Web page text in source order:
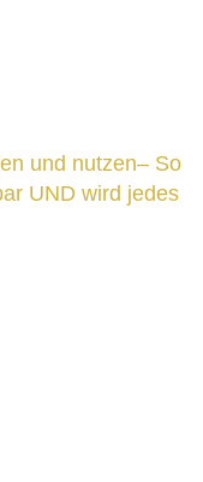
und nutzen– So
UND wird jedes